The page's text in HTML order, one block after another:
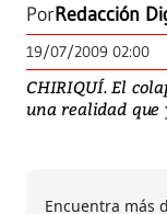
PorRedacción
19/07/2009 02:00
CHIRIQUÍ. El
una realidad que
Encuentra más